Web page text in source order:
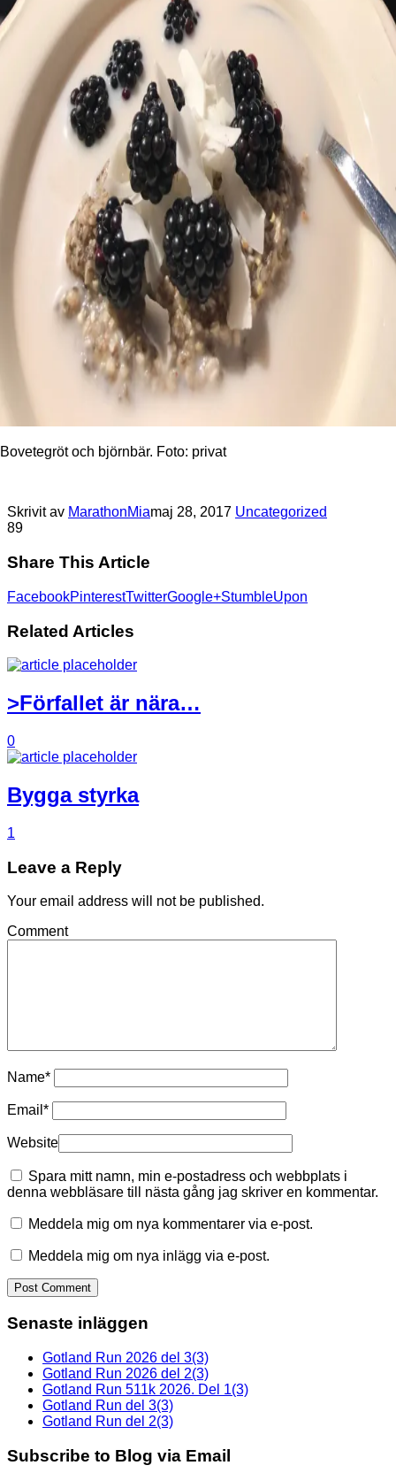
Bovetegröt och björnbär. Foto: privat
Skrivit av MarathonMiamaj 28, 2017 Uncategorized
89
Share This Article
FacebookPinterestTwitterGoogle+StumbleUpon
Related Articles
>Förfallet är nära…
0
Bygga styrka
1
Leave a Reply
Your email address will not be published.
Comment
Name*
Email *
Website
Spara mitt namn, min e-postadress och webbplats i
denna webbläsare till nästa gång jag skriver en kommentar.
Meddela mig om nya kommentarer via e-post.
Meddela mig om nya inlägg via e-post.
Senaste inläggen
Gotland Run 2026 del 3(3)
Gotland Run 2026 del 2(3)
Gotland Run 511k 2026. Del 1(3)
Gotland Run del 3(3)
Gotland Run del 2(3)
Subscribe to Blog via Email